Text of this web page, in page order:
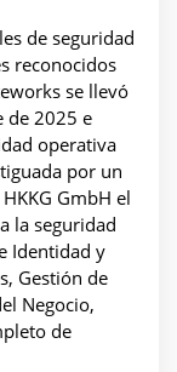
de seguridad
reconocidos
se llevó
de 2025 e
operativa
por un
GmbH el
la seguridad
Identidad y
Gestión de
Negocio,
de